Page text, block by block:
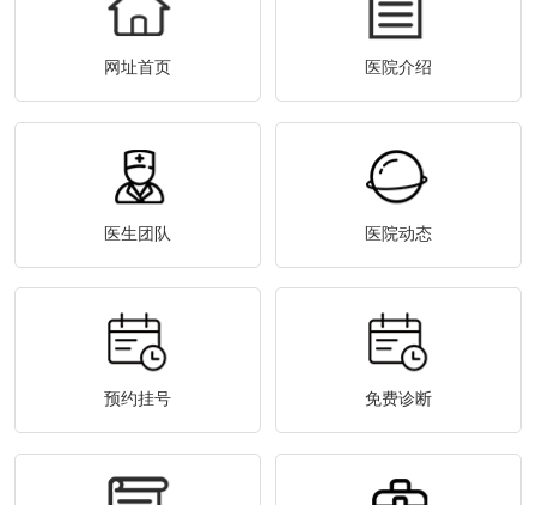
网址首页 医院介绍
医生团队 医院动态
预约挂号 免费诊断